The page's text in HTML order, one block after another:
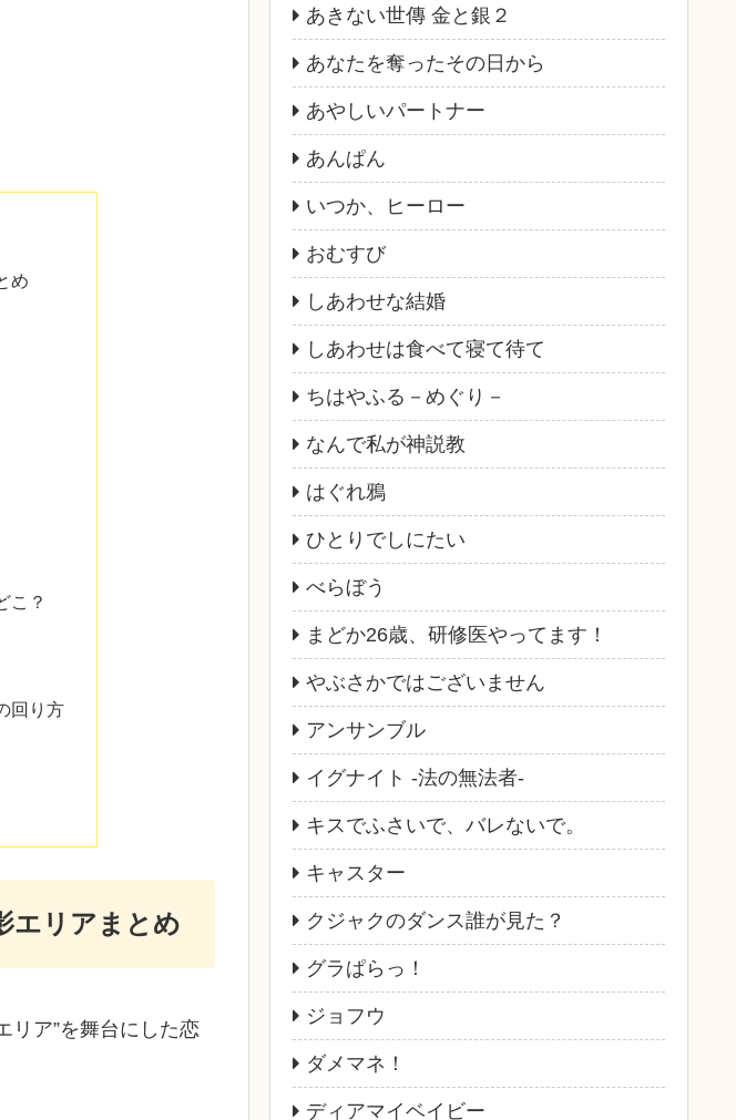
め
こ？
回り方
エリアまとめ
リア”を舞台にした恋
あきない世傳 金と銀２
あなたを奪ったその日から
あやしいパートナー
あんぱん
いつか、ヒーロー
おむすび
しあわせな結婚
しあわせは食べて寝て待て
ちはやふる－めぐり－
なんで私が神説教
はぐれ鴉
ひとりでしにたい
べらぼう
まどか26歳、研修医やってます！
やぶさかではございません
アンサンブル
イグナイト -法の無法者-
キスでふさいで、バレないで。
キャスター
クジャクのダンス誰が見た？
グラぱらっ！
ジョフウ
ダメマネ！
ディアマイベイビー